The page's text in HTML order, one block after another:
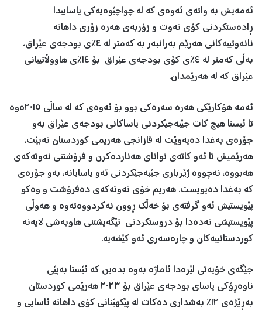
ئه‌مه‌یش به‌ واته‌ی ئه‌وه‌ی كه‌ له‌ چواچێوه‌یه‌كی یاساییدا
ڕاده‌ستكردنی كۆی نه‌وت و زۆربه‌ی هه‌ره‌ زۆری داهاته‌
نانه‌وتییه‌كانی هه‌رێم به‌رانبه‌ر به‌ كه‌متر له‌ ٤٪ی بودجه‌ی عێراق،
به‌ڵی كه‌متر له‌ ٤٪ی كۆی بودجه‌ی عێراق بۆ ١٤٪ی هاووڵاتییانی
عێراق كه‌ له‌ هه‌رێمدان.
ئه‌مه‌ هۆكارێكی هه‌ره‌ سه‌ره‌كی بوو بۆ ئه‌وه‌ی كه‌ له‌ ساڵی ٢٠١٥ه‌وه‌
تا ئیستا هیچ كات جێبه‌جیكردنی یاساكانی بودجه‌ی عێراق به‌و
جۆره‌ی به‌غدا ده‌یه‌وێت له ‌قازانجی هه‌ریمی كوردستان نه‌بێت،
هه‌رێمیش تا ئه‌و كاته‌ی توانای هه‌نارده‌كرن و فرۆشتنی نه‌وته‌كه‌ی
هه‌بووه،‌ نه‌چووه‌ ژێرباری جێبه‌جێكردنی ئه‌و یاسایانه،‌ به‌و جۆره‌ی
كه‌ به‌غدا ده‌یویست. هه‌ریم خۆی نه‌وته‌كه‌ی ده‌فرۆشت و وه‌كو
پێویستیش ئه‌و گرفته‌ی بۆ خه‌ڵك ڕوون نه‌كردووه‌ته‌وه‌ و هه‌وڵی
پێویستیشی نه‌ده‌دا بۆ دروستكردنی تێگه‌یشتنی هاوبه‌شی لایه‌نه‌
كوردستانییه‌كان و چاره‌سه‌ری ئه‌و كێشه‌یه‌‌.
جێگه‌ی خۆیه‌تی لێره‌دا ئاماژه‌ به‌وه‌ بده‌ین كه‌ ئێستا به‌پێی
ناوه‌ڕۆكی یاسای بودجه‌ی عێراق بۆ ٢٠٢٣ هه‌رێمی كوردستان
به‌ڕێژه‌ی ١٢٪ به‌شداری ده‌كات له‌ پێكهێنانی كۆی داهاته‌ ئاسایی و